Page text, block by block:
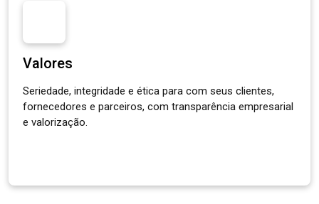
Valores
Seriedade, integridade e ética para com seus clientes,
fornecedores e parceiros, com transparência empresarial
e valorização.